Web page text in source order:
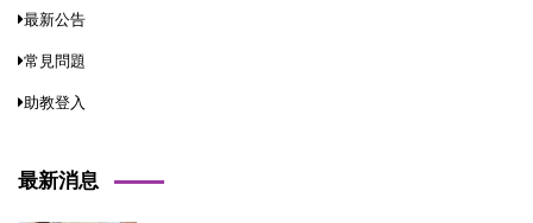
最新公告
常見問題
助教登入
最新消息